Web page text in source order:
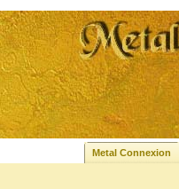
Metal Connexion